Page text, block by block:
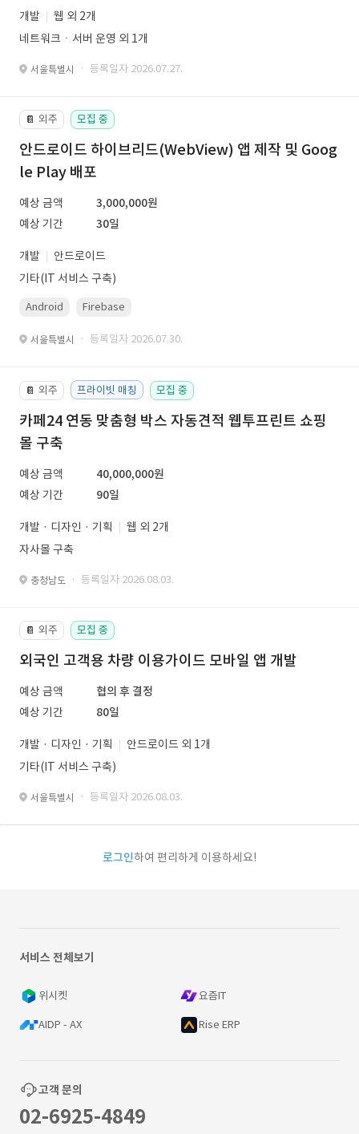
개발
웹 외 2개
네트워크ㆍ서버 운영 외 1개
서울특별시 · 등록일자 2026.07.27.
📔 외주 모집 중
안드로이드 하이브리드(WebView) 앱 제작 및 Goog
le Play 배포
예상 금액
3,000,000원
예상 기간
30일
개발
안드로이드
기타(IT 서비스 구축)
Android Firebase
서울특별시 · 등록일자 2026.07.30.
📔 외주 프라이빗 매칭 모집 중
카페24 연동 맞춤형 박스 자동견적 웹투프린트 쇼핑
몰 구축
예상 금액
40,000,000원
예상 기간
90일
개발 · 디자인 · 기획
웹 외 2개
자사몰 구축
충청남도 · 등록일자 2026.08.03.
📔 외주 모집 중
외국인 고객용 차량 이용가이드 모바일 앱 개발
예상 금액
협의 후 결정
예상 기간
80일
개발 · 디자인 · 기획
안드로이드 외 1개
기타(IT 서비스 구축)
서울특별시 · 등록일자 2026.08.03.
로그인하여 편리하게 이용하세요!
서비스 전체보기
위시켓 요즘IT
AIDP - AX Rise ERP
고객 문의
02-6925-4849